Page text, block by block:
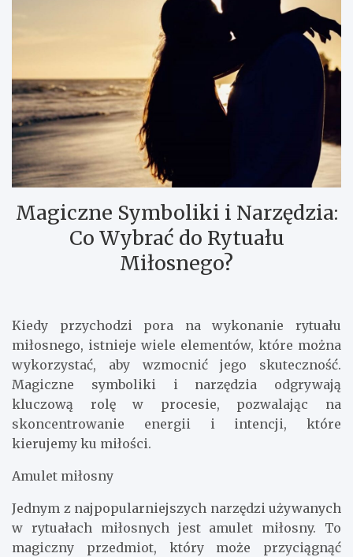
Magiczne Symboliki i Narzędzia:
Co Wybrać do Rytuału
Miłosnego?
Kiedy przychodzi pora na wykonanie rytuału
miłosnego, istnieje wiele elementów, które można
wykorzystać, aby wzmocnić jego skuteczność.
Magiczne symboliki i narzędzia odgrywają
kluczową rolę w procesie, pozwalając na
skoncentrowanie energii i intencji, które
kierujemy ku miłości.
Amulet miłosny
Jednym z najpopularniejszych narzędzi używanych
w rytuałach miłosnych jest amulet miłosny. To
magiczny przedmiot, który może przyciągnąć